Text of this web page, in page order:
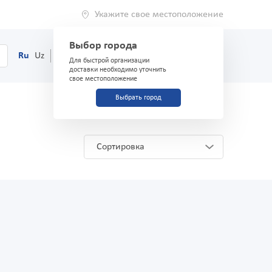
Укажите свое местоположение
Выбор города
Для быстрой организации
доставки необходимо уточнить
свое местоположение
Выбрать город
Ru Uz (71) 200-03-03
Сортировка